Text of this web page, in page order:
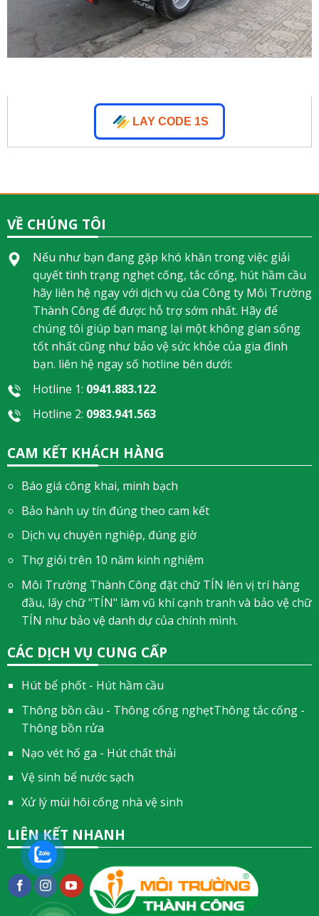
LAY CODE 1S
VỀ CHÚNG TÔI
Nếu như bạn đang gặp khó khăn trong việc giải
quyết tình trạng nghẹt cống, tắc cống, hút hầm cầu
hãy liên hệ ngay với dịch vụ của Công ty Môi Trường
Thành Công để được hỗ trợ sớm nhất. Hãy để
chúng tôi giúp bạn mang lại một không gian sống
tốt nhất cũng như bảo vệ sức khỏe của gia đình
bạn. liên hệ ngay số hotline bên dưới:
Hotline 1: 0941.883.122
Hotline 2: 0983.941.563
CAM KẾT KHÁCH HÀNG
Báo giá công khai, minh bạch
Bảo hành uy tín đúng theo cam kết
Dịch vụ chuyên nghiệp, đúng giờ
Thợ giỏi trên 10 năm kinh nghiệm
Môi Trường Thành Công đặt chữ TÍN lên vị trí hàng
đầu, lấy chữ "TÍN" làm vũ khí cạnh tranh và bảo vệ chữ
TÍN như bảo vệ danh dự của chính mình.
CÁC DỊCH VỤ CUNG CẤP
Hút bể phốt - Hút hầm cầu
Thông bồn cầu - Thông cống nghẹtThông tắc cống -
Thông bồn rửa
Nạo vét hố ga - Hút chất thải
Vệ sinh bể nước sạch
Xử lý mùi hôi cống nhà vệ sinh
LIÊN KẾT NHANH